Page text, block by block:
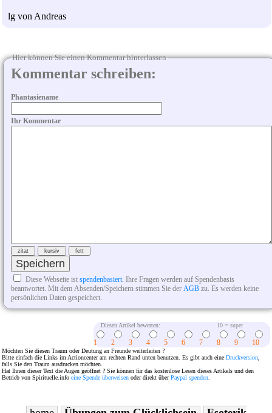
lg von Andreas
Hier können Sie einen Kommentar hinterlassen
Kommentar schreiben:
Phantasiename
Ihr Kommentar
Diese Webseite ist spendenbasiert. Ihre Fragen werden auf Spendenbasis
beantwortet. Mit dem Absenden/Speichern stimmen Sie der AGBzu. Es werden keine
persönlichen Daten gespeichert.
Diesen Artikel bewerten: 10 = super
1 2 3 4 5 6 7 8 9 10
Möchten Sie diesen Traum oder Deutung an Freunde weiterleiten ?
Bitte einfach die Links im Actioncenter am rechten Rand unten benutzen. Es gibt auch eine Druckversion
falls Sie den Traum ausdrucken möchten.
Hat Ihnen dieser Text die Augen geöffnet ? Sie können für das kostenlose Lesen dieses Artikels und den
Betrieb von Spirituelle.info eine Spende überweisen oder direkt überPaypal spenden